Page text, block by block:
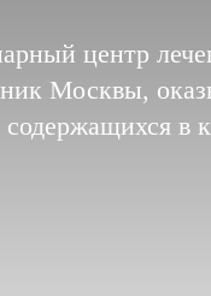
центр
Москвы,
содержащихся в